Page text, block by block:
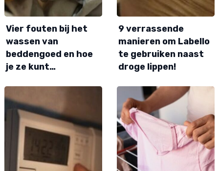
Vier fouten bij het
wassen van
beddengoed en hoe
je ze kunt…
9 verrassende
manieren om Labello
te gebruiken naast
droge lippen!